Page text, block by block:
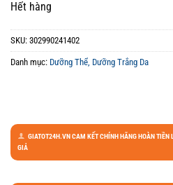
Hết hàng
SKU: 302990241402
Danh mục: Dưỡng Thể, Dưỡng Trắng Da
GIATOT24H.VN CAM KẾT CHÍNH HÃNG HOÀN TIỀN
GIẢ